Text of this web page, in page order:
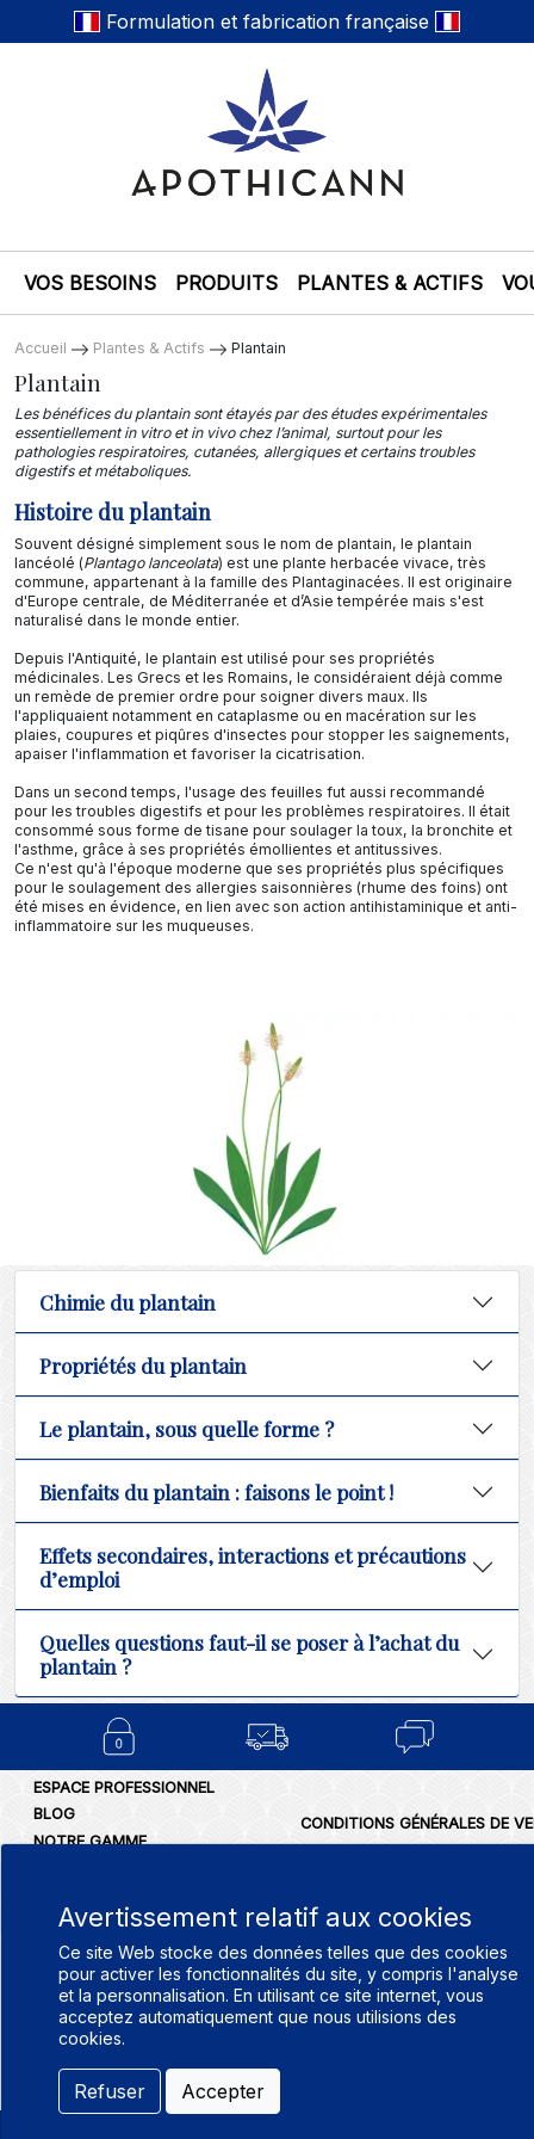
Formulation et fabrication française
VOS BESOINS PRODUITS PLANTES & ACTIFS
Accueil Plantes & Actifs Plantain
Plantain
Les bénéfices du plantain sont étayés par des études expérimentales
essentiellement in vitro et in vivo chez l’animal, surtout pour les
pathologies respiratoires, cutanées, allergiques et certains troubles
digestifs et métaboliques.
Histoire du plantain
Souvent désigné simplement sous le nom de plantain, le plantain
lancéolé (Plantago lanceolata) est une plante herbacée vivace, très
commune, appartenant à la famille des Plantaginacées. Il est originaire
d'Europe centrale, de Méditerranée et d’Asie tempérée mais s'est
naturalisé dans le monde entier.
Depuis l'Antiquité, le plantain est utilisé pour ses propriétés
médicinales. Les Grecs et les Romains, le considéraient déjà comme
un remède de premier ordre pour soigner divers maux. Ils
l'appliquaient notamment en cataplasme ou en macération sur les
plaies, coupures et piqûres d'insectes pour stopper les saignements,
apaiser l'inflammation et favoriser la cicatrisation.
Dans un second temps, l'usage des feuilles fut aussi recommandé
pour les troubles digestifs et pour les problèmes respiratoires. Il était
consommé sous forme de tisane pour soulager la toux, la bronchite et
l'asthme, grâce à ses propriétés émollientes et antitussives.
Ce n'est qu'à l'époque moderne que ses propriétés plus spécifiques
pour le soulagement des allergies saisonnières (rhume des foins) ont
été mises en évidence, en lien avec son action antihistaminique et anti-
inflammatoire sur les muqueuses.
Chimie du plantain
Propriétés du plantain
Le plantain, sous quelle forme ?
Bienfaits du plantain : faisons le point !
Effets secondaires, interactions et précautions
d’emploi
Quelles questions faut-il se poser à l’achat du
plantain ?
ESPACE PROFESSIONNEL
BLOG
NOTRE GAMME
APOTHICANN
CONDITIONS GÉNÉRALES DE
POLITIQUE DE
Avertissement relatif aux cookies
Ce site Web stocke des données telles que des cookies
pour activer les fonctionnalités du site, y compris l'analyse
et la personnalisation. En utilisant ce site internet, vous
acceptez automatiquement que nous utilisions des
cookies.
Refuser Accepter